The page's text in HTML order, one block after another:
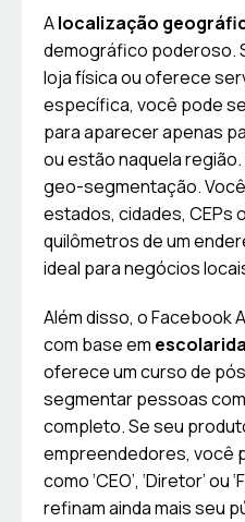
Alocalização
demográfico poderoso.
loja física ou oferece
específica, você pode
para aparecer apenas
ou estão naquela
geo-segmentação.
estados, cidades, CEPs
quilômetros de um
ideal para negócios
Além disso, o Facebook
com base em
oferece um curso de
segmentar pessoas
completo. Se seu
empreendedores, você
como ‘CEO’, ‘Diretor’
refinam ainda mais seu